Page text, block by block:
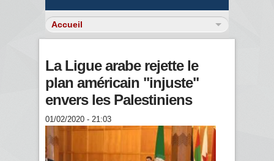
La Ligue arabe rejette le
plan américain "injuste"
envers les Palestiniens
01/02/2020 - 21:03